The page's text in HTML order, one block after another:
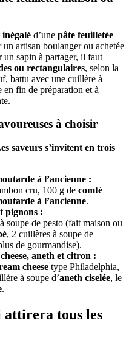
inégalé d’une pâte feuilletée
un artisan boulanger ou achetée
sapin à partager, il faut
ou rectangulaires, selon la
battu avec une cuillère à
en fin de préparation et à
à choisir
saveurs s’invitent en trois
à l’ancienne :
cru, 100 g de comté
à l’ancienne.
pignons :
soupe de pesto (fait maison ou
, 2 cuillères à soupe de
de gourmandise).
aneth et citron :
cheese type Philadelphia,
à soupe d’aneth ciselée, le
.
attirera tous les